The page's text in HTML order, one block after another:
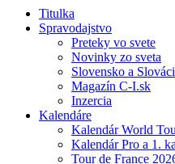
Titulka
Spravodajstvo
Preteky vo svete
Novinky zo sveta
Slovensko a Slováci
Magazín C-I.sk
Inzercia
Kalendáre
Kalendár World
Kalendár Pro a 1.
Tour de France